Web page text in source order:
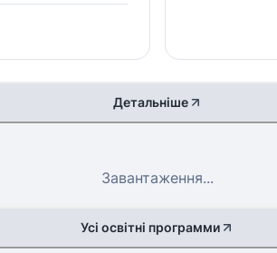
Детальніше
Завантаження...
Усі освітні программи